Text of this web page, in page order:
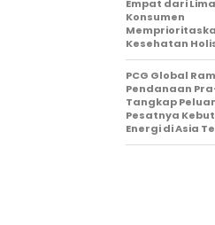
Empat dari Lima
Konsumen
Kesehatan
PCG Global
Pendanaan
Tangkap
Pesatnya
Energi di Asia